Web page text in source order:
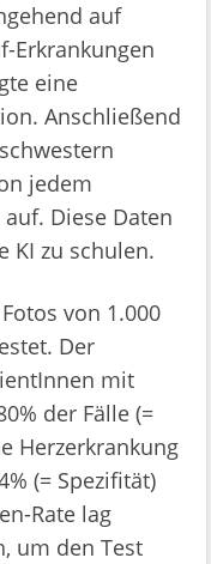
auf
Erkrankungen
eine
Anschließend
jedem
Diese Daten
KI zu schulen.
von 1.000
Der
mit
der Fälle (=
Herzerkrankung
(= Spezifität)
Rate lag
um den Test